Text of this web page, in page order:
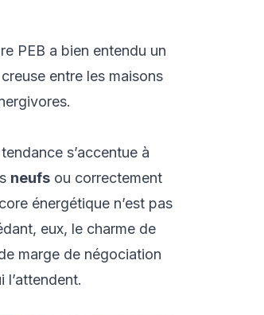
PEB a bien entendu un
entre les maisons
s’accentue à
neufsou correctement
énergétique n’est pas
eux, le charme de
marge de négociation